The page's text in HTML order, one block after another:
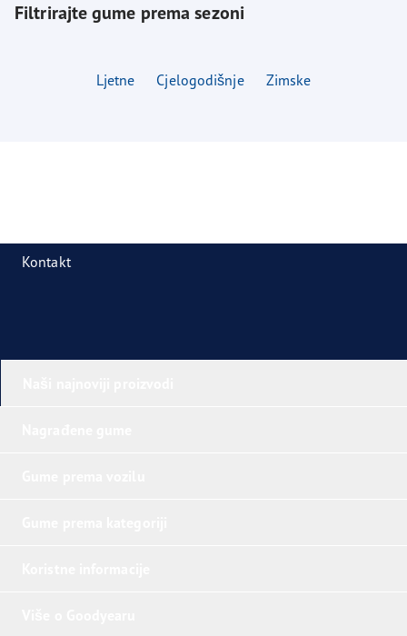
Filtrirajte gume prema sezoni
Ljetne Cjelogodišnje Zimske
Kontakt